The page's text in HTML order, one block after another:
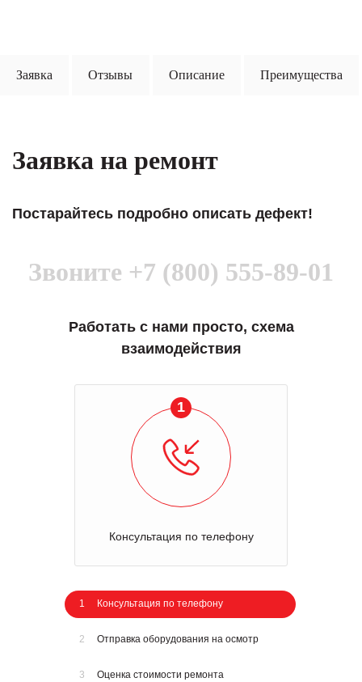
Заявка Отзывы Описание Преимущества
Заявка на ремонт
Постарайтесь подробно описать дефект!
Звоните +7 (800) 555-89-01
Работать с нами просто, схема
взаимодействия
1
Консультация по телефону
1 Консультация по телефону
2 Отправка оборудования на осмотр
3 Оценка стоимости ремонта